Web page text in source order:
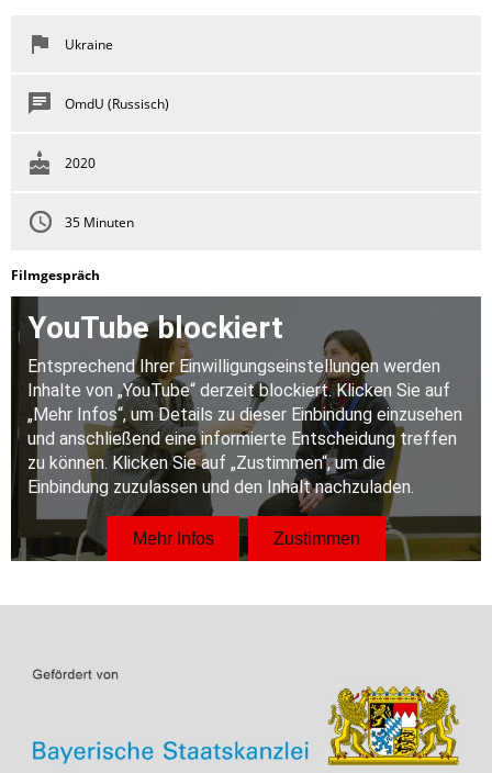
Ukraine
OmdU (Russisch)
2020
35 Minuten
Filmgespräch